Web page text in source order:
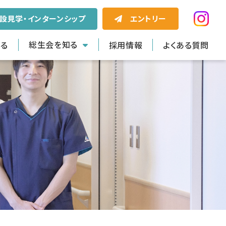
見学・インターンシップ エントリー
総生会を知る 採用情報 よくある質問